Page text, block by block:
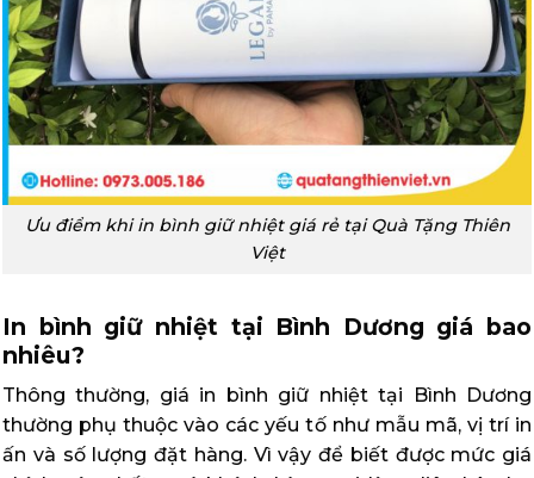
Ưu điểm khi in bình giữ nhiệt giá rẻ tại Quà Tặng Thiên
Việt
In bình giữ nhiệt tại Bình Dương giá bao
nhiêu?
Thông thường, giá in bình giữ nhiệt tại Bình Dương
thường phụ thuộc vào các yếu tố như mẫu mã, vị trí in
ấn và số lượng đặt hàng. Vì vậy để biết được mức giá